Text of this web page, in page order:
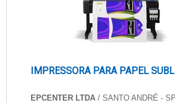
IMPRESSORA PARA PAPEL
EPCENTER LTDA / SANTO ANDRÉ - SP